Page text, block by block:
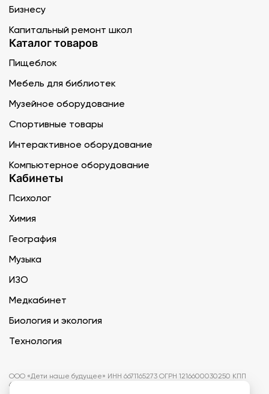
Бизнесу
Капитальный ремонт школ
Каталог товаров
Пищеблок
Мебель для библиотек
Музейное оборудование
Спортивные товары
Интерактивное оборудование
Компьютерное оборудование
Кабинеты
Психолог
Химия
География
Музыка
ИЗО
Медкабинет
Биология и экология
Технология
ООО «Дети наше будущее» ИНН 6671165273 ОГРН 1216600030250 КПП
667101001 БИК 046577674